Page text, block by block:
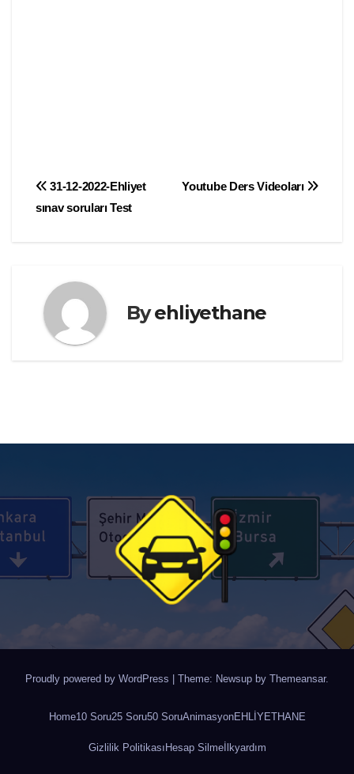
Yazı
Youtube Ders Videoları
31-12-2022-Ehliyet
sınav soruları Test
Byehliyethane
Proudly powered by WordPress Theme: Newsup by Themeansar.
Home10 Soru25 Soru50 SoruAnimasyonEHLİYETHANE
Gizlilik Politikası Hesap Silmeİlkyardım